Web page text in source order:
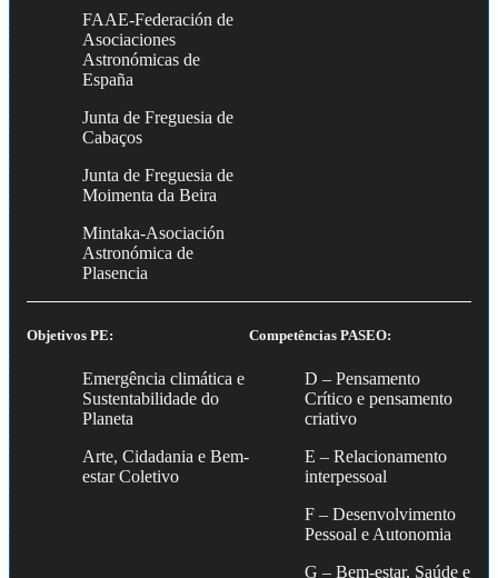
FAAE-Federación de
Asociaciones
Astronómicas de
España
Junta de Freguesia de
Cabaços
Junta de Freguesia de
Moimenta da Beira
Mintaka-Asociación
Astronómica de
Plasencia
Objetivos PE:
Emergência climática e
Sustentabilidade do
Planeta
Arte, Cidadania e Bem-
estar Coletivo
Competências PASEO:
D – Pensamento
Crítico e pensamento
criativo
E – Relacionamento
interpessoal
F – Desenvolvimento
Pessoal e Autonomia
G – Bem-estar, Saúde e